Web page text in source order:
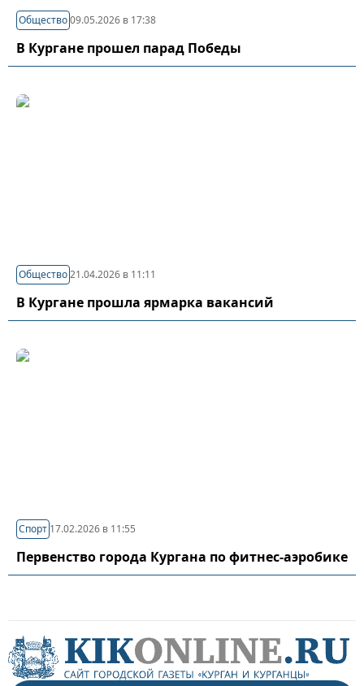
Общество09.05.2026 в 17:38
В Кургане прошел парад Победы
Общество21.04.2026 в 11:11
В Кургане прошла ярмарка вакансий
Спорт 17.02.2026 в 11:55
Первенство города Кургана по фитнес-аэробике